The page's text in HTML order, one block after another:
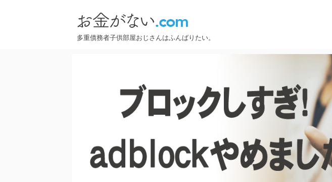
多重債務者子供部屋おじさんはふんばりたい。